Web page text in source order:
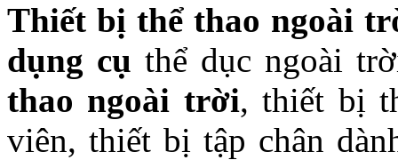
Thiết bị thể thao ngoài
dụng cụ thể dục ngoài
thao ngoài trời, thiết bị
viên, thiết bị tập chân